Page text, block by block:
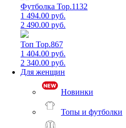
Футболка Top.1132
1 494.00 руб.
2 490.00 руб.
Топ Top.867
1 404.00 руб.
2 340.00 руб.
Для женщин
Новинки
Топы и футболки